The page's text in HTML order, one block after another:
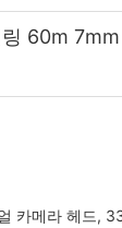
60m